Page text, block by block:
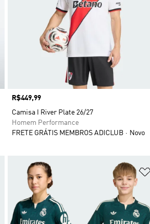
Preço
R$449,99
Camisa I River Plate 26/27
Homem Performance
FRETE GRÁTIS MEMBROS ADICLUB
Novo
Adicionar à Lista de Desejos